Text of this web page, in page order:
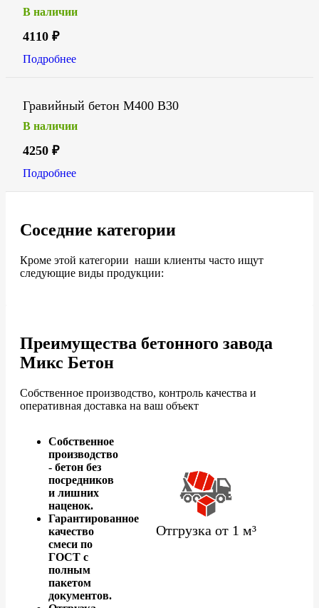
В наличии
4110 ₽
Подробнее
Гравийный бетон М400 В30
В наличии
4250 ₽
Подробнее
Соседние категории
Кроме этой категории наши клиенты часто ищут
следующие виды продукции:
Преимущества бетонного завода
Микс Бетон
Собственное производство, контроль качества и
оперативная доставка на ваш объект
Собственное
производство
- бетон без
посредников
и лишних
наценок.
Гарантированное
качество
смеси по
ГОСТ с
полным
пакетом
документов.
Отгрузка от 1 м³